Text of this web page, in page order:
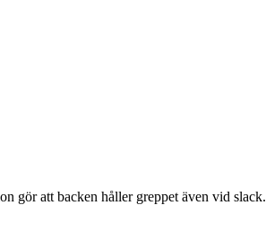
gör att backen håller greppet även vid slack.